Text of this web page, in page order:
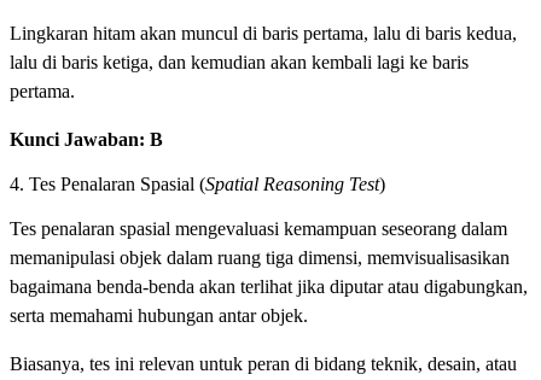
Lingkaran hitam akan muncul di baris pertama, lalu di baris kedua,
lalu di baris ketiga, dan kemudian akan kembali lagi ke baris
pertama.
Kunci Jawaban: B
4. Tes Penalaran Spasial (Spatial Reasoning Test)
Tes penalaran spasial mengevaluasi kemampuan seseorang dalam
memanipulasi objek dalam ruang tiga dimensi, memvisualisasikan
bagaimana benda-benda akan terlihat jika diputar atau digabungkan,
serta memahami hubungan antar objek.
Biasanya, tes ini relevan untuk peran di bidang teknik, desain, atau